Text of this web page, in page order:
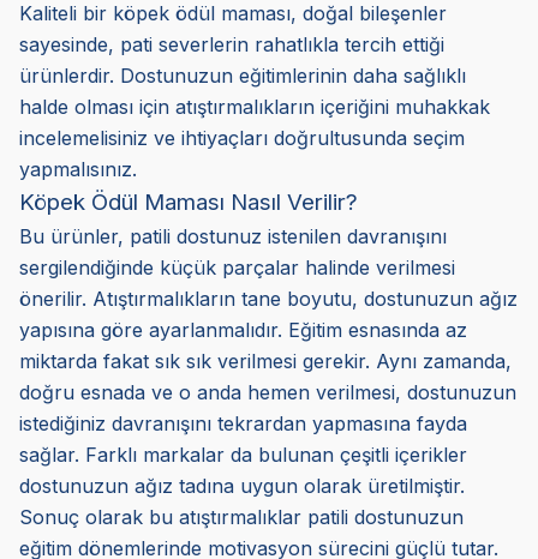
Kaliteli bir köpek ödül maması, doğal bileşenler
sayesinde, pati severlerin rahatlıkla tercih ettiği
ürünlerdir. Dostunuzun eğitimlerinin daha sağlıklı
halde olması için atıştırmalıkların içeriğini muhakkak
incelemelisiniz ve ihtiyaçları doğrultusunda seçim
yapmalısınız.
Köpek Ödül Maması Nasıl Verilir?
Bu ürünler, patili dostunuz istenilen davranışını
sergilendiğinde küçük parçalar halinde verilmesi
önerilir. Atıştırmalıkların tane boyutu, dostunuzun ağız
yapısına göre ayarlanmalıdır. Eğitim esnasında az
miktarda fakat sık sık verilmesi gerekir. Aynı zamanda,
doğru esnada ve o anda hemen verilmesi, dostunuzun
istediğiniz davranışını tekrardan yapmasına fayda
sağlar. Farklı markalar da bulunan çeşitli içerikler
dostunuzun ağız tadına uygun olarak üretilmiştir.
Sonuç olarak bu atıştırmalıklar patili dostunuzun
eğitim dönemlerinde motivasyon sürecini güçlü tutar.